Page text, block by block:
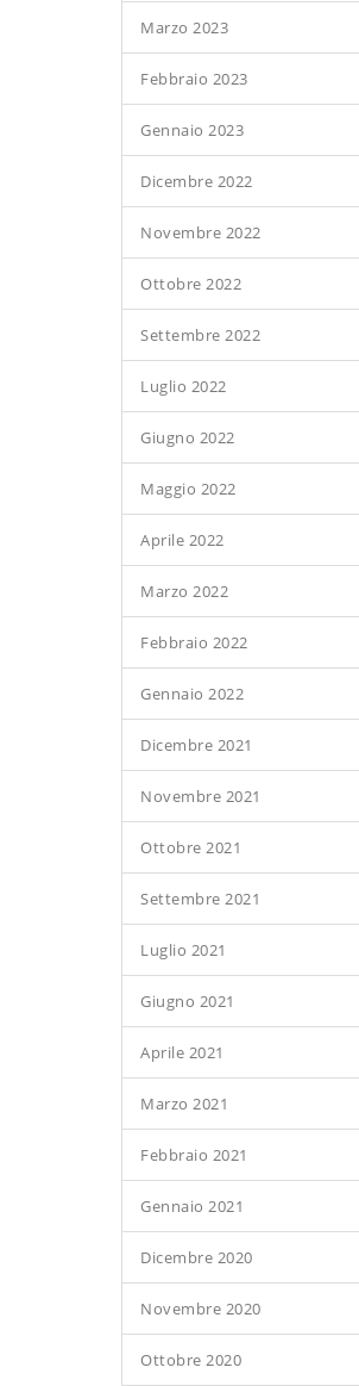
Marzo 2023
Febbraio 2023
Gennaio 2023
Dicembre 2022
Novembre 2022
Ottobre 2022
Settembre 2022
Luglio 2022
Giugno 2022
Maggio 2022
Aprile 2022
Marzo 2022
Febbraio 2022
Gennaio 2022
Dicembre 2021
Novembre 2021
Ottobre 2021
Settembre 2021
Luglio 2021
Giugno 2021
Aprile 2021
Marzo 2021
Febbraio 2021
Gennaio 2021
Dicembre 2020
Novembre 2020
Ottobre 2020